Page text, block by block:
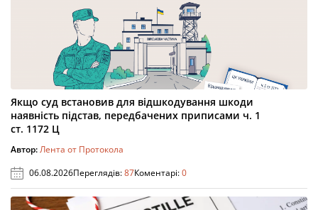
Якщо суд встановив для відшкодування шкоди
наявність підстав, передбачених приписами ч. 1
ст. 1172 Ц
Автор:Лента от Протокола
06.08.2026Переглядів:87Коментарі:0